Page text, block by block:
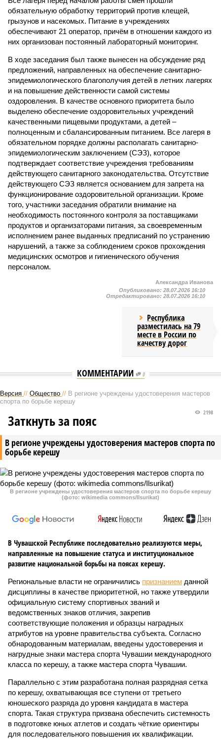
обязательную обработку территорий против клещей,
грызунов и насекомых. Питание в учреждениях
обеспечивают 21 оператор, причём в отношении каждого из
них организован постоянный лабораторный мониторинг.
В ходе заседания был также вынесен на обсуждение ряд
предложений, направленных на обеспечение санитарно-
эпидемиологического благополучия детей в летних лагерях
и на повышение действенности самой системы
оздоровления. В качестве основного приоритета было
выделено обеспечение оздоровительных учреждений
качественными пищевыми продуктами, а детей –
полноценным и сбалансированным питанием. Все лагеря в
обязательном порядке должны располагать санитарно-
эпидемиологическим заключением (СЭЗ), которое
подтверждает соответствие учреждения требованиям
действующего санитарного законодательства. Отсутствие
действующего СЭЗ является основанием для запрета на
функционирование оздоровительной организации. Кроме
того, участники заседания обратили внимание на
необходимость постоянного контроля за поставщиками
продуктов и организаторами питания, за своевременным
исполнением ранее выданных предписаний по устранению
нарушений, а также за соблюдением сроков прохождения
медицинских осмотров и гигиенического обучения
персоналом.
Александра Иванова
Опубликовано: 28.07.2026 16:10
Отредактировано: 28.07.2026 16:10
Республика
разместилась на 79
месте в России по
качеству дорог
КОММЕНТАРИИ 0
Версия // Общество // В регионе учреждены удостоверения мастеров
спорта по борьбе керешу
В регионе учреждены удостоверения мастеров спорта по
борьбе керешу
2198
Заткнуть за пояс
В регионе учреждены удостоверения мастеров спорта по борьбе керешу
(фото: wikimedia commons/Ilsurikat)
В Чувашской Республике последовательно реализуются меры,
направленные на повышение статуса и институциональное
развитие национальной борьбы на поясах керешу.
Региональные власти не ограничились признанием данной
дисциплины в качестве приоритетной, но также утвердили
официальную систему спортивных званий и
ведомственных знаков отличия, закрепив
соответствующие положения и образцы наградных
атрибутов на уровне правительства субъекта. Согласно
обнародованным материалам, введены удостоверения и
нагрудные знаки мастера спорта Чувашии международного
класса по керешу, а также мастера спорта Чувашии.
Параллельно с этим разработана полная разрядная сетка
по керешу, охватывающая все ступени от третьего
юношеского разряда до уровня кандидата в мастера
спорта. Такая структура призвана обеспечить системность
в подготовке юных атлетов и создать чёткие ориентиры
для последовательного повышения их квалификации.